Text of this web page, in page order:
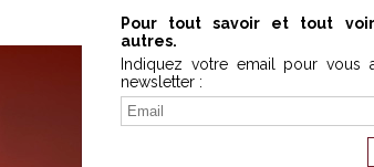
Pour tout savoir et tout
autres.
Indiquez votre email pour vous
newsletter :